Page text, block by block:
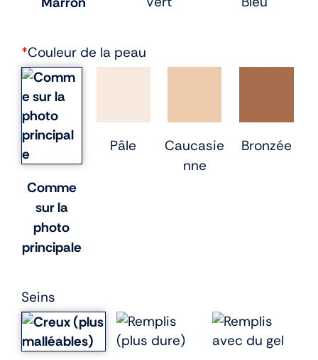
*Couleur de la peau
Comme
sur la
photo
principale
Pâle
Caucasie
nne
Bronzée
Seins